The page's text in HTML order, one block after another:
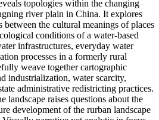
topologies within the changing
river plain in China. It explores
the cultural meanings of places
conditions of a water-based
infrastructures, everyday water
processes in a formerly rural
weave together cartographic
industrialization, water scarcity,
administrative redistricting practices.
landscape raises questions about the
development of the rurban landscape